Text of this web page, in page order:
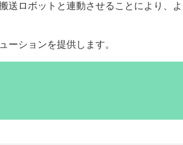
送ロボットと連動させることにより、よ
ーションを提供します。